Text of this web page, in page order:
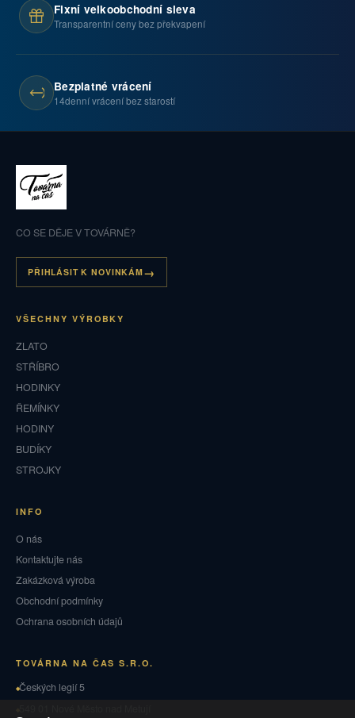
Fixní velkoobchodní sleva
Transparentní ceny bez překvapení
Bezplatné vrácení
14denní vrácení bez starostí
CO SE DĚJE V TOVÁRNĚ?
PŘIHLÁSIT K NOVINKÁM
VŠECHNY VÝROBKY
ZLATO
STŘÍBRO
HODINKY
ŘEMÍNKY
HODINY
BUDÍKY
STROJKY
INFO
O nás
Kontaktujte nás
Zakázková výroba
Obchodní podmínky
Ochrana osobních údajů
TOVÁRNA NA ČAS S.R.O.
Českých legií 5